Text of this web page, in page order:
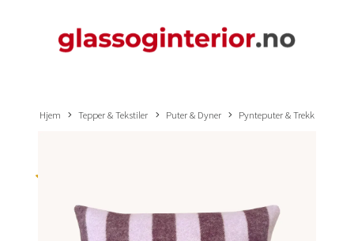
Hjem Tepper & Tekstiler Puter & Dyner Pynteputer & Trekk